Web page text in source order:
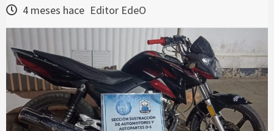
4 meses hace Editor EdeO